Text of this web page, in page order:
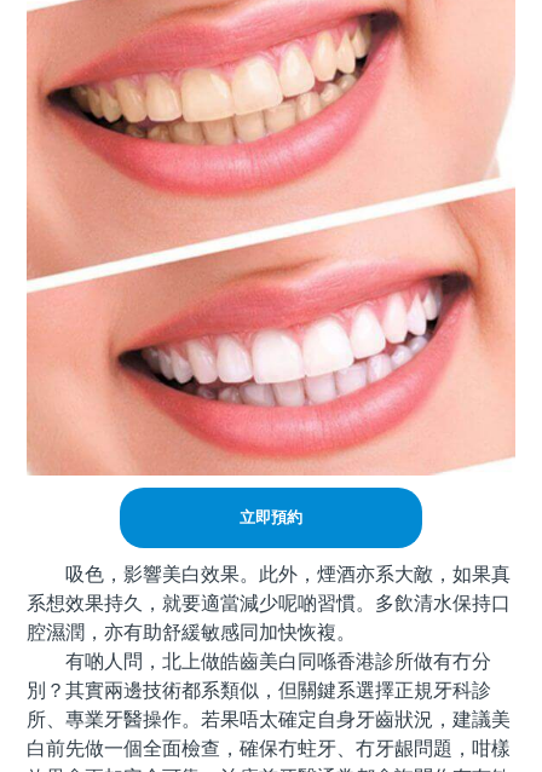
立即預約
吸色，影響美白效果。此外，煙酒亦系大敵，如果真
系想效果持久，就要適當減少呢啲習慣。多飲清水保持口
腔濕潤，亦有助舒緩敏感同加快恢複。
有啲人問，北上做皓齒美白同喺香港診所做有冇分
別？其實兩邊技術都系類似，但關鍵系選擇正規牙科診
所、專業牙醫操作。若果唔太確定自身牙齒狀況，建議美
白前先做一個全面檢查，確保冇蛀牙、冇牙龈問題，咁樣